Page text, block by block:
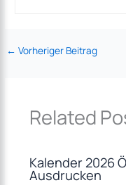
← Vorheriger Beitrag
Related
Kalender 2026
Ausdrucken